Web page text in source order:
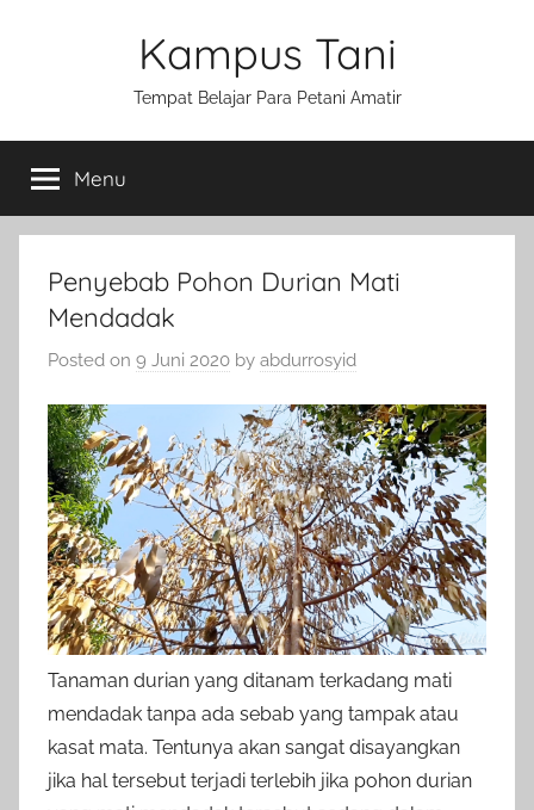
Kampus Tani
Tempat Belajar Para Petani Amatir
Menu
Penyebab Pohon Durian Mati
Mendadak
Posted on 9 Juni 2020 by abdurrosyid
Tanaman durian yang ditanam terkadang mati
mendadak tanpa ada sebab yang tampak atau
kasat mata. Tentunya akan sangat disayangkan
jika hal tersebut terjadi terlebih jika pohon durian